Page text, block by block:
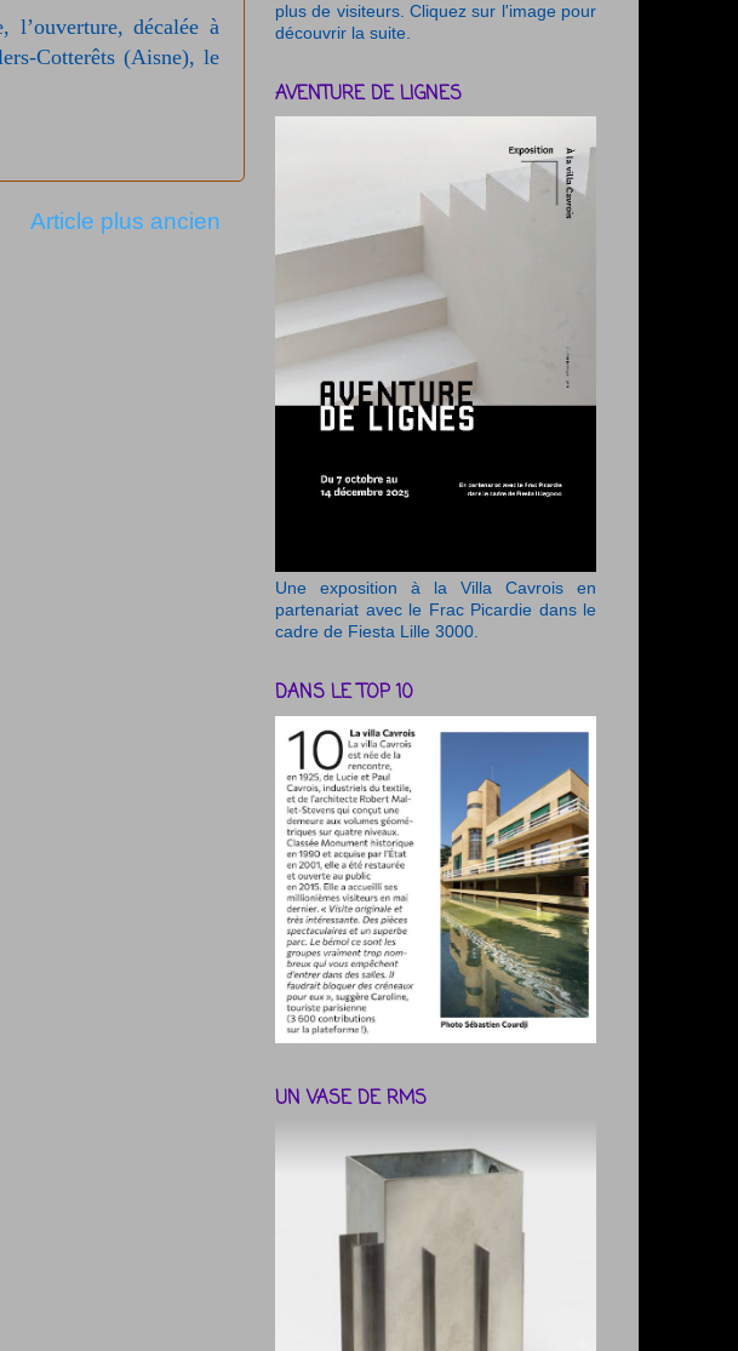
l’ouverture, décalée à
Cotterêts (Aisne), le
Article plus ancien
plus de visiteurs. Cliquez sur l'image pour
découvrir la suite.
AVENTURE DE LIGNES
Une exposition à la Villa Cavrois en
partenariat avec le Frac Picardie dans le
cadre de Fiesta Lille 3000.
DANS LE TOP 10
UN VASE DE RMS